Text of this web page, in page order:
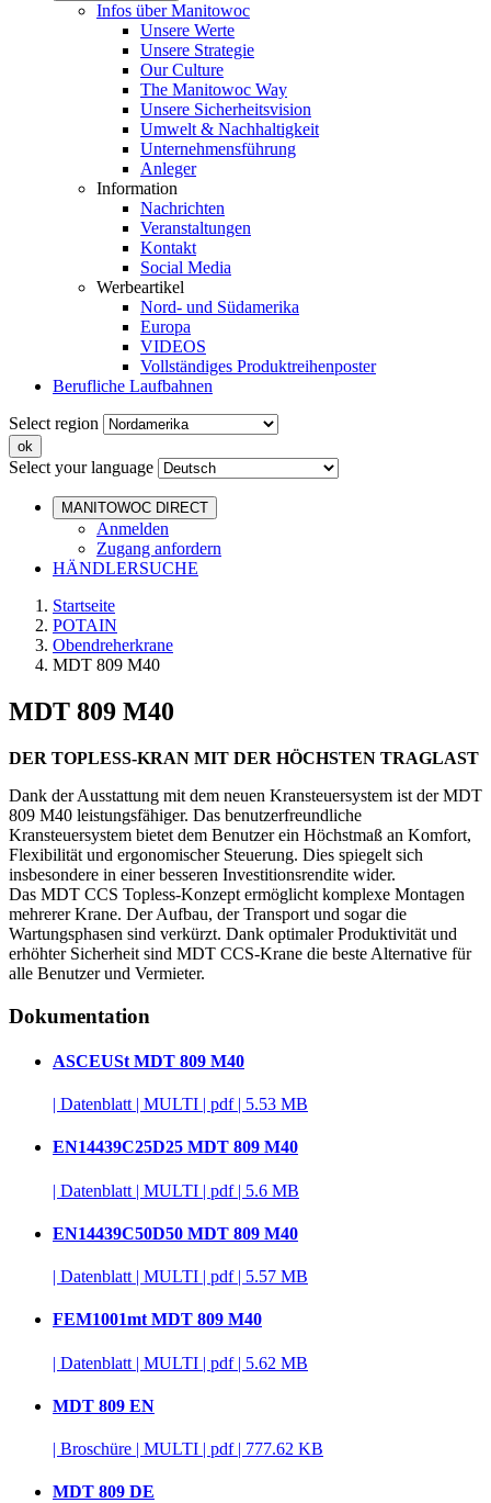
Infos über Manitowoc
Unsere Werte
Unsere Strategie
Our Culture
The Manitowoc Way
Unsere Sicherheitsvision
Umwelt & Nachhaltigkeit
Unternehmensführung
Anleger
Information
Nachrichten
Veranstaltungen
Kontakt
Social Media
Werbeartikel
Nord- und Südamerika
Europa
VIDEOS
Vollständiges Produktreihenposter
Berufliche Laufbahnen
Select region
Select your language
MANITOWOC DIRECT
Anmelden
Zugang anfordern
HÄNDLERSUCHE
Startseite
POTAIN
Obendreherkrane
MDT 809 M40
MDT 809 M40
DER TOPLESS-KRAN MIT DER HÖCHSTEN TRAGLAST
Dank der Ausstattung mit dem neuen Kransteuersystem ist der MDT
809 M40 leistungsfähiger. Das benutzerfreundliche
Kransteuersystem bietet dem Benutzer ein Höchstmaß an Komfort,
Flexibilität und ergonomischer Steuerung. Dies spiegelt sich
insbesondere in einer besseren Investitionsrendite wider.
Das MDT CCS Topless-Konzept ermöglicht komplexe Montagen
mehrerer Krane. Der Aufbau, der Transport und sogar die
Wartungsphasen sind verkürzt. Dank optimaler Produktivität und
erhöhter Sicherheit sind MDT CCS-Krane die beste Alternative für
alle Benutzer und Vermieter.
Dokumentation
ASCEUSt MDT 809 M40
| Datenblatt | MULTI | pdf | 5.53 MB
EN14439C25D25 MDT 809 M40
| Datenblatt | MULTI | pdf | 5.6 MB
EN14439C50D50 MDT 809 M40
| Datenblatt | MULTI | pdf | 5.57 MB
FEM1001mt MDT 809 M40
| Datenblatt | MULTI | pdf | 5.62 MB
MDT 809 EN
| Broschüre | MULTI | pdf | 777.62 KB
MDT 809 DE